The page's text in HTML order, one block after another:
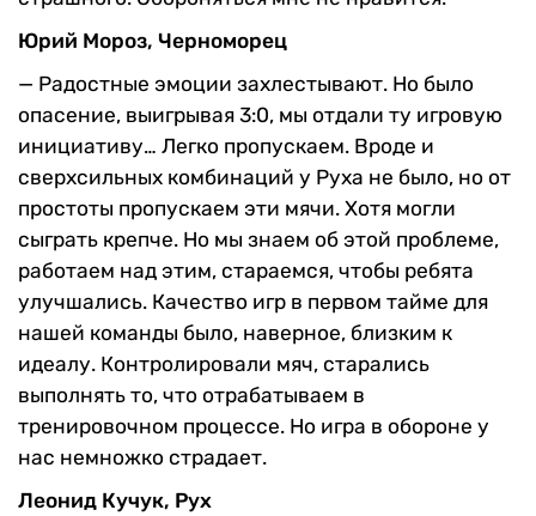
Юрий Мороз, Черноморец
— Радостные эмоции захлестывают. Но было
опасение, выигрывая 3:0, мы отдали ту игровую
инициативу… Легко пропускаем. Вроде и
сверхсильных комбинаций у Руха не было, но от
простоты пропускаем эти мячи. Хотя могли
сыграть крепче. Но мы знаем об этой проблеме,
работаем над этим, стараемся, чтобы ребята
улучшались. Качество игр в первом тайме для
нашей команды было, наверное, близким к
идеалу. Контролировали мяч, старались
выполнять то, что отрабатываем в
тренировочном процессе. Но игра в обороне у
нас немножко страдает.
Леонид Кучук, Рух